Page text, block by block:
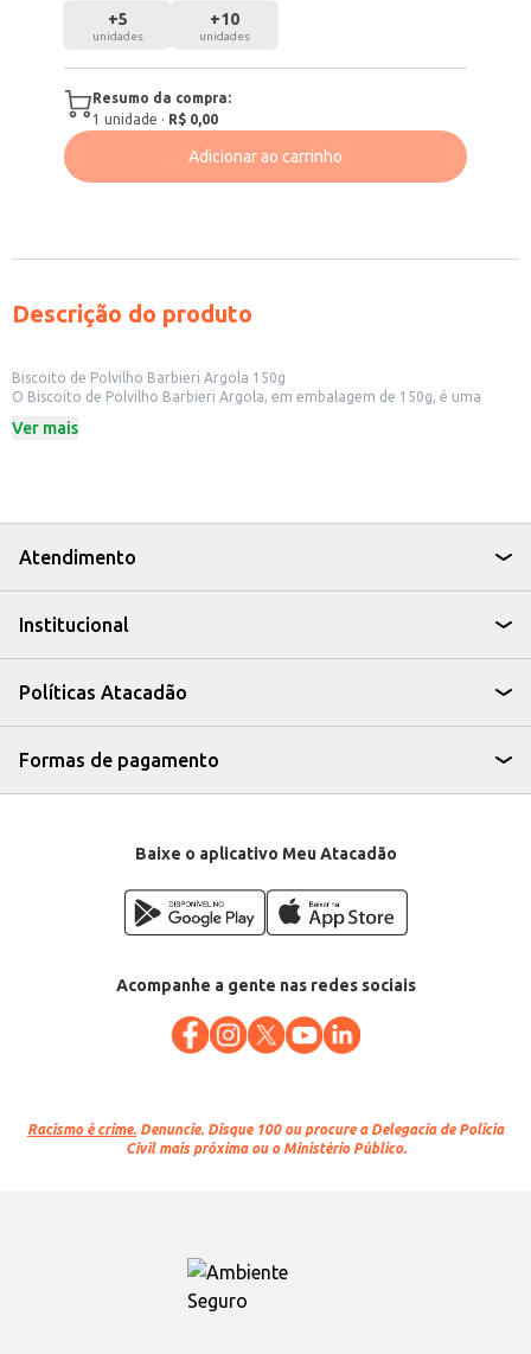
+5
unidades
+10
unidades
Resumo da compra:
1 unidade · R$ 0,00
Adicionar ao carrinho
Descrição do produto
Biscoito de Polvilho Barbieri Argola 150g
O Biscoito de Polvilho Barbieri Argola, em embalagem de 150g, é uma
um snack leve e crocante, este biscoito é perfeito para acompanhar cafés,
Ideal para revenda em pequenos comércios e estabelecimentos.
Pode ser consumido por pessoas de todas as idades.
Com o Biscoito de Polvilho Barbieri Argola, você tem um produto saboroso
Ver mais
Atendimento
Institucional
Políticas Atacadão
Formas de pagamento
Baixe o aplicativo Meu Atacadão
Acompanhe a gente nas redes sociais
Racismo é crime. Denuncie. Disque 100 ou procure a Delegacia de Polícia
Civil mais próxima ou o Ministério Público.